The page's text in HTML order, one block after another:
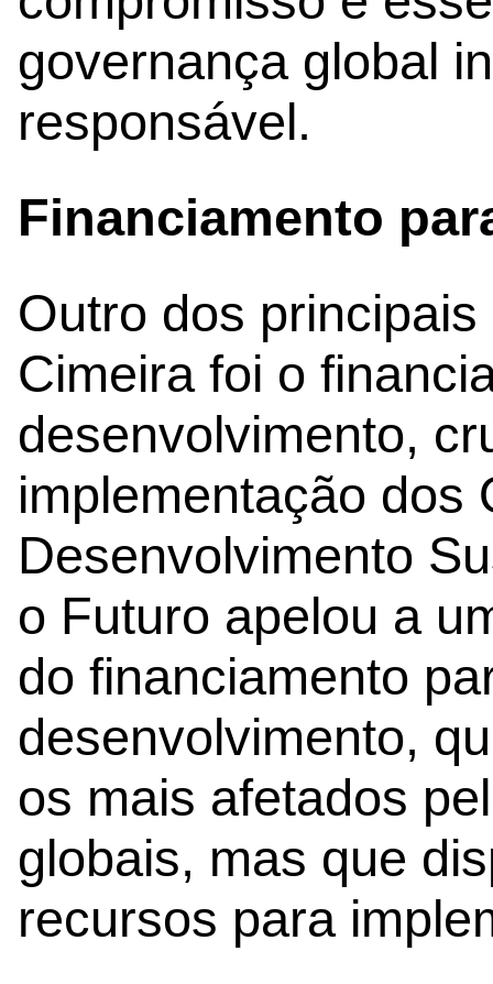
governança global
responsável.
Financiamento
Outro dos
Cimeira foi o
desenvolvimento,
implementação dos
Desenvolvimento
o Futuro apelou a
do financiamento
desenvolvimento,
os mais afetados
globais, mas que
recursos para